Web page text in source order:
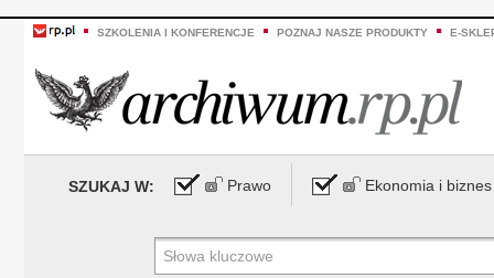
SZKOLENIA I KONFERENCJE POZNAJ NASZE PRODUKTY E-
SZUKAJ W: Prawo Ekonomia i biznes